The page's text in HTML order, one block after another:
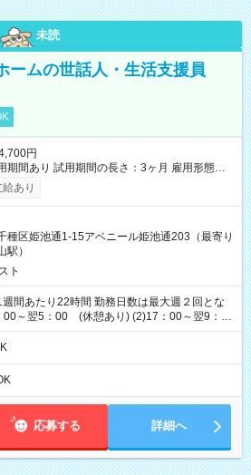
未読
ームの世話人・生活支援員
円
期間あり 試用期間の長さ：3ヶ月 雇用形態、
同じです。
あり
種区姫池通1-15アベニール姫池通203（最寄り
駅）
ト
間あたり22時間 勤務日数は最大週２回とな
00～翌5：00 (休憩あり) (2)17：00～翌9：
均労働時間：1週間あたり22
大週２回となります。 (1)22：00～翌5：00
応募する 詳細へ